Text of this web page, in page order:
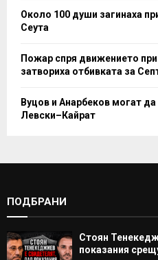
Около 100 души загинаха
Сеута
Пожар спря движението
затвориха отбивката за
Вуцов и Анарбеков могат
Левски–Кайрат
ПОДБРАНИ
Стоян
показания